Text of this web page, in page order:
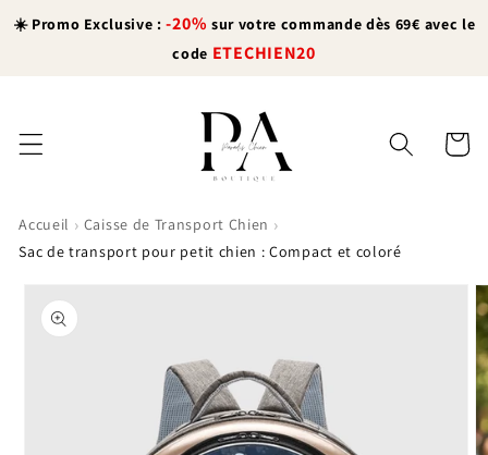
passer
☀️ Promo Exclusive :-20% sur votre commande dès 69€ avec le
code ETECHIEN20
Panier
Accueil › Caisse de Transport Chien ›
Sac de transport pour petit chien : Compact et coloré
informations
produits